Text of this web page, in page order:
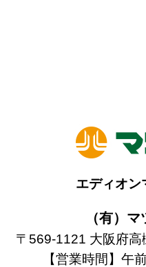
エディオン
（有）
〒569-1121 大阪府高
【営業時間】午